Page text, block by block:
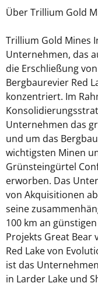
Über Trillium Gold
Trillium Gold Mines
Unternehmen, das
die Erschließung
Bergbaurevier Red
konzentriert. Im
Unternehmen das
und um das
wichtigsten Minen
Grünsteingürtel
erworben. Das
von Akquisitionen
seine
100 km an
Projekts Great Bear
Red Lake von
ist das
in Larder Lake und